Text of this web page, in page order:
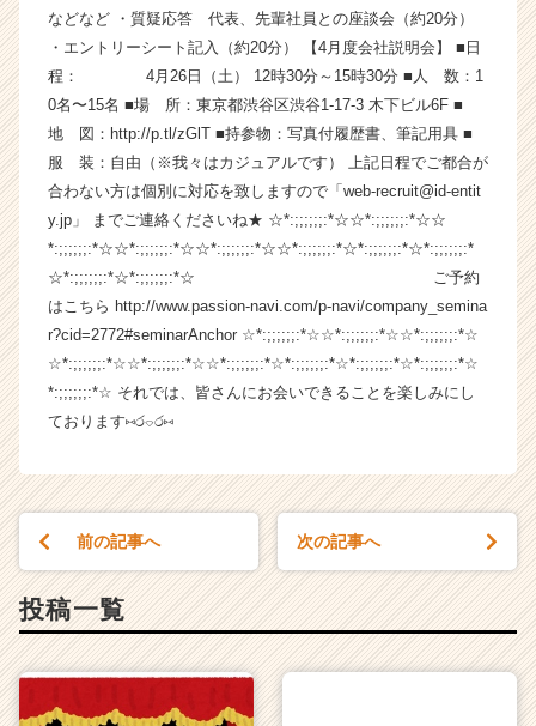
テ
ィ
ー
の
タ
イ
ム
ラ
イ
ン
チ
ャ
ー・
か
ト
が
く
などなど ・質疑応答 代表、先輩社員との座談会（約20分）
・エントリーシート記入（約20分） 【4月度会社説明会】 ■日
程： 4月26日（土） 12時30分～15時30分 ■人 数：1
0名〜15名 ■場 所：東京都渋谷区渋谷1-17-3 木下ビル6F ■
地 図：http://p.tl/zGlT ■持参物：写真付履歴書、筆記用具 ■
服 装：自由（※我々はカジュアルです） 上記日程でご都合が
合わない方は個別に対応を致しますので「web-recruit@id-entit
y.jp」 までご連絡くださいね★ ☆*:;;;;;;:*☆☆*:;;;;;;:*☆☆
*:;;;;;;:*☆☆*:;;;;;;:*☆☆*:;;;;;;:*☆☆*:;;;;;;:*☆*:;;;;;;:*☆*:;;;;;;:*
☆*:;;;;;;:*☆*:;;;;;;:*☆ ご予約
はこちら http://www.passion-navi.com/p-navi/company_semina
r?cid=2772#seminarAnchor ☆*:;;;;;;:*☆☆*:;;;;;;:*☆☆*:;;;;;;:*☆
☆*:;;;;;;:*☆☆*:;;;;;;:*☆☆*:;;;;;;:*☆*:;;;;;;:*☆*:;;;;;;:*☆*:;;;;;;:*☆
*:;;;;;;:*☆ それでは、皆さんにお会いできることを楽しみにし
ております⑅ර⌔ර⑅
前の記事へ 次の記事へ
投稿一覧